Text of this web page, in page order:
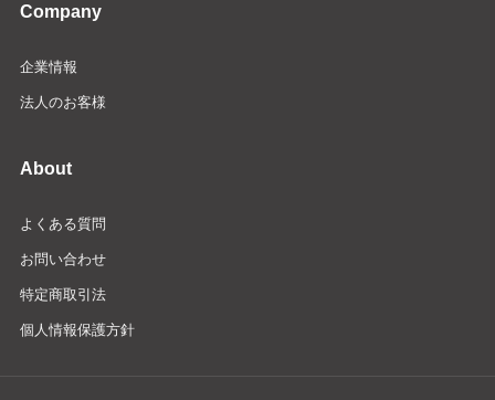
Company
企業情報
法人のお客様
About
よくある質問
お問い合わせ
特定商取引法
個人情報保護方針